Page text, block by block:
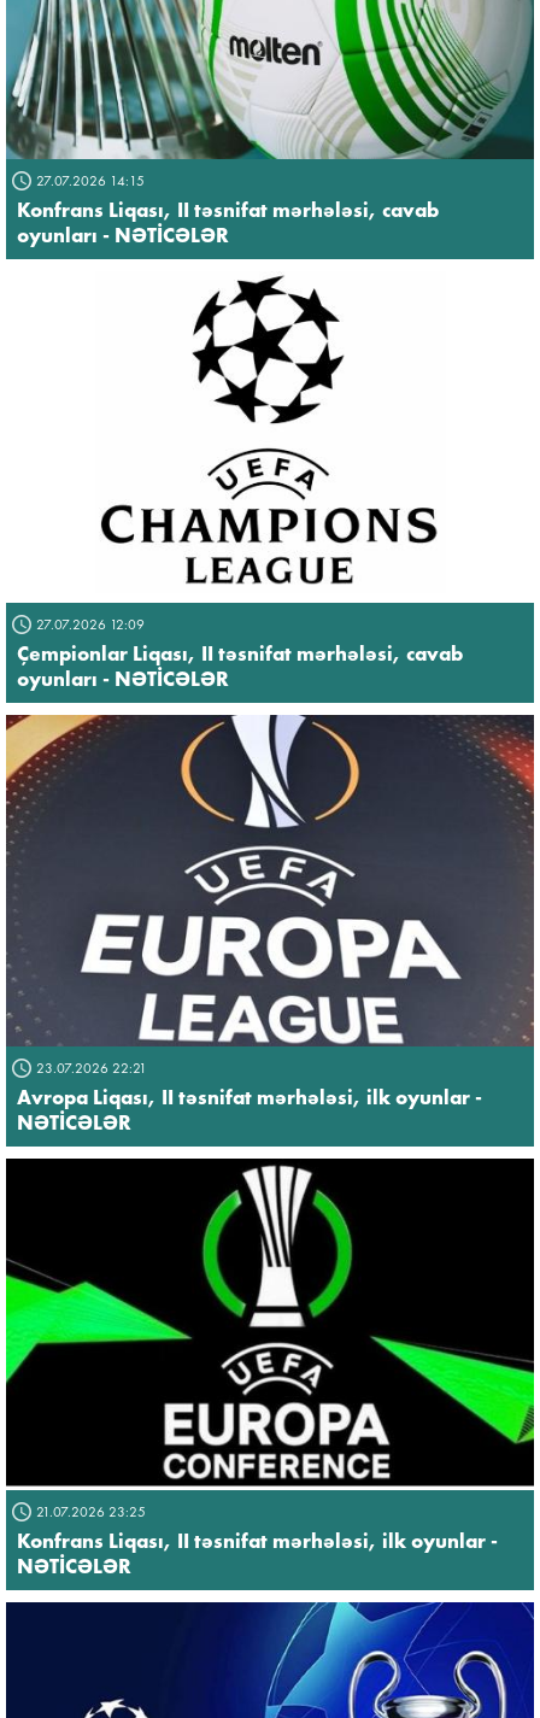
27.07.2026 14:15
Konfrans Liqası, II təsnifat mərhələsi, cavab
oyunları - NƏTİCƏLƏR
27.07.2026 12:09
Çempionlar Liqası, II təsnifat mərhələsi, cavab
oyunları - NƏTİCƏLƏR
23.07.2026 22:21
Avropa Liqası, II təsnifat mərhələsi, ilk oyunlar -
NƏTİCƏLƏR
21.07.2026 23:25
Konfrans Liqası, II təsnifat mərhələsi, ilk oyunlar -
NƏTİCƏLƏR